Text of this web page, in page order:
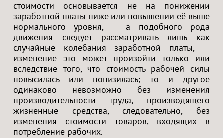
стоимости основывается не на понижении
заработной платы ниже или повышении её выше
нормального уровня, — а подобного рода
движения следует рассматривать лишь как
случайные колебания заработной платы, —
изменение это может произойти только или
вследствие того, что стоимость рабочей силы
повысилась или понизилась; то и другое
одинаково невозможно без изменения
производительности труда, производящего
жизненные средства, следовательно, без
изменения стоимости товаров, входящих в
потребление рабочих.